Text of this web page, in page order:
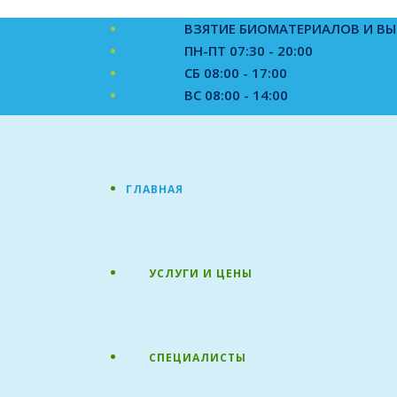
ВЗЯТИЕ БИОМАТЕРИАЛОВ И
ПН-ПТ 07:30 - 20:00
СБ 08:00 - 17:00
ВС 08:00 - 14:00
ГЛАВНАЯ
УСЛУГИ И ЦЕНЫ
СПЕЦИАЛИСТЫ